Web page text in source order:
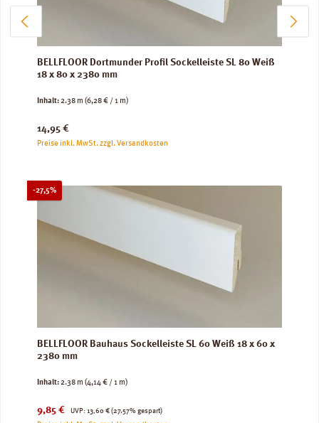
BELLFLOOR Dortmunder Profil Sockelleiste SL 80 Weiß
18 x 80 x 2380 mm
Inhalt:2.38 m (6,28 € / 1 m)
Regulärer Preis:
14,95 €
Preise inkl. MwSt. zzgl. Versandkosten
-27,5%Rabatt
BELLFLOOR Bauhaus Sockelleiste SL 60 Weiß 18 x 60 x
2380 mm
Inhalt:2.38 m (4,14 € / 1 m)
Verkaufspreis:
9,85 € UVP:
Regulärer Preis:
13,60 € (27.57% gespart)